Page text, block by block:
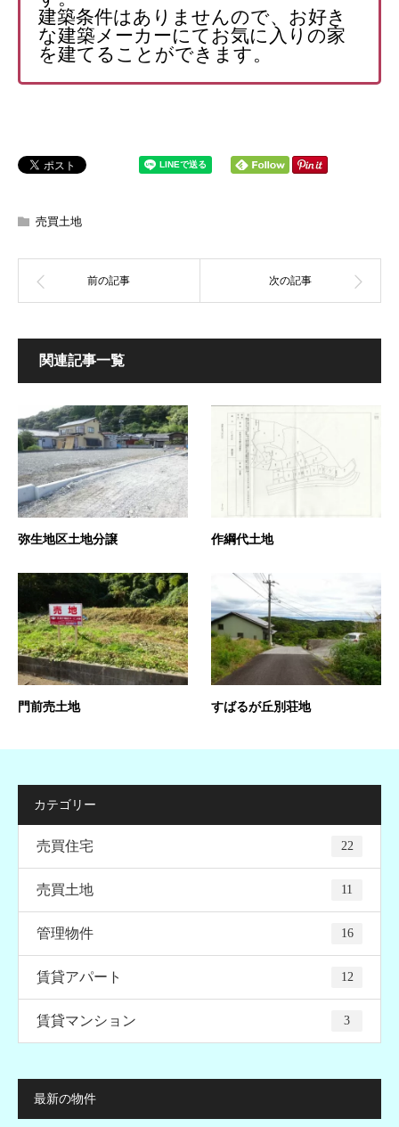
建築条件はありませんので、お好き
な建築メーカーにてお気に入りの家
を建てることができます。
売買土地
関連記事一覧
弥生地区土地分譲 作綱代土地
門前売土地 すばるが丘別荘地
カテゴリー
売買住宅 22
売買土地 11
管理物件 16
賃貸アパート 12
賃貸マンション 3
最新の物件